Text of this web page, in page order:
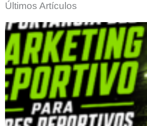
Últimos Artículos